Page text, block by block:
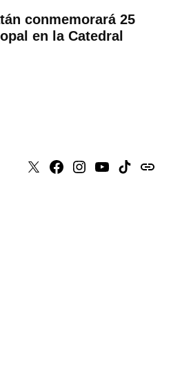
conmemorará 25
en la Catedral
X Faceboook
Instagram
YoutubeTiktokissuu